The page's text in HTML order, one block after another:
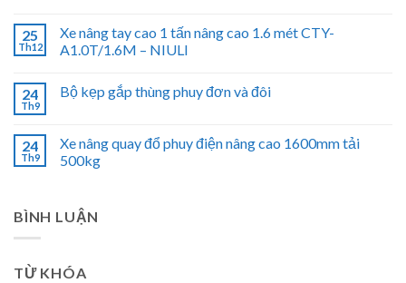
25
Th12
Xe nâng tay cao 1 tấn nâng cao 1.6 mét CTY-
A1.0T/1.6M – NIULI
24
Th9
Bộ kẹp gắp thùng phuy đơn và đôi
24
Th9
Xe nâng quay đổ phuy điện nâng cao 1600mm tải
500kg
BÌNH LUẬN
TỪ KHÓA